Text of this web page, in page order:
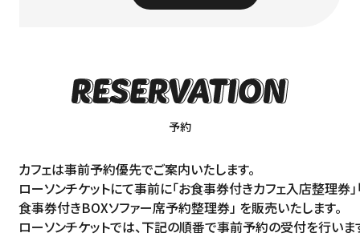
予約
カフェは事前予約優先でご案内いたします。
ローソンチケットにて事前に「お食事券付きカフェ入店整理券」
食事券付きBOXソファー席予約整理券」 を販売いたします。
ローソンチケットでは、下記の順番で事前予約の受付を行いま